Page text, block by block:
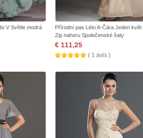
V Světle modrá
Přírodní pas Léto A-Čára Jeden květ
Zip nahoru Společenské šaty
€ 111,25
( 1 avis )